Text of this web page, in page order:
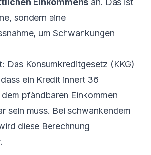
Einkommens an. Das ist
sondern eine
um Schwankungen
Das Konsumkreditgesetz (KKG)
ein Kredit innert 36
pfändbaren Einkommen
sein muss. Bei schwankendem
diese Berechnung